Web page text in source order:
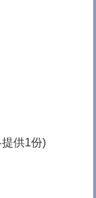
供1份)